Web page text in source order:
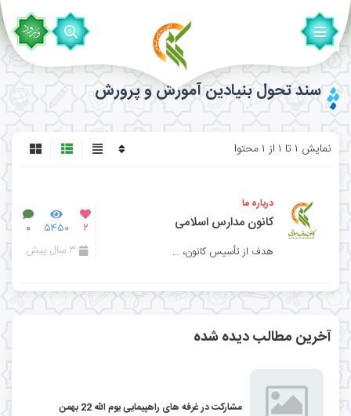
سند تحول بنیادین آموزش و پرورش
نمایش ۱ تا ۱ از ۱ محتوا
درباره ما
کانون مدارس اسلامی
هدف از تأسیس کانون، توسعه تعلیم و تربیت اسلامی با کمک به ارتقای توانمندی مدارس با بهره از روش‌ه
۲ ۵۴۵۰ ۰
۳ سال پیش
آخرین مطالب دیده شده
مشارکت در غرفه های راهپیمایی یوم الله 22 بهمن